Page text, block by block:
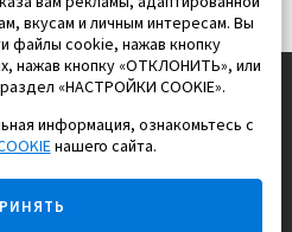
вкусам и личным интересам. Вы
файлы cookie, нажав кнопку
нажав кнопку «ОТКЛОНИТЬ», или
«НАСТРОЙКИ COOKIE».
информация, ознакомьтесь с
нашего сайта.